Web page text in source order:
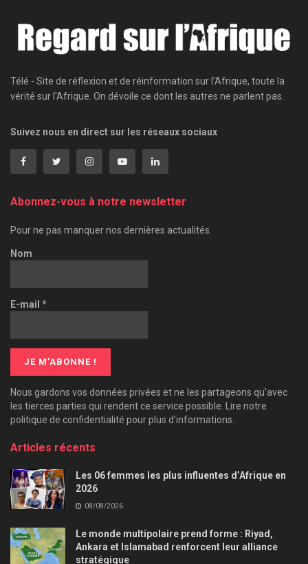
Télé - Site de réflexion et de réinformation sur l'Afrique, toute la
vérité sur l'Afrique. On dévoile ce dont les autres ne parlent pas.
Suivez nous en direct sur les réseaux sociaux
Abonnez-vous à notre newsletter
Pour ne pas manquer nos dernières actualités.
Nom
E-mail *
Nous gardons vos données privées et ne les partageons qu’avec
les tierces parties qui rendent ce service possible. Lire notre
politique de confidentialité pour plus d’informations.
Articles récents
Les 06 femmes les plus influentes d’Afrique en
2026
08/08/2026
Le monde multipolaire prend forme : Riyad,
Ankara et Islamabad renforcent leur alliance
stratégique